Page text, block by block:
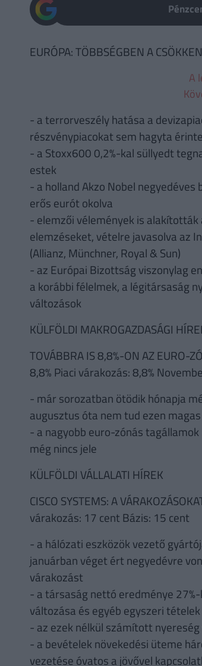
EURÓPA: TÖBBSÉGBEN A
A
- a terrorveszély hatása a
részvénypiacokat sem hagyta
- a Stoxx600 0,2%-kal süllyedt
estek
- a holland Akzo Nobel
erős eurót okolva
- elemzői vélemények is
elemzéseket, vételre javasolva az
(Allianz, Münchner, Royal & Sun)
- az Európai Bizottság viszonylag
a korábbi félelmek, a légitársaság
változások
KÜLFÖLDI MAKROGAZDASÁGI
TOVÁBBRA IS 8,8%-ON AZ EURO-
8,8% Piaci várakozás: 8,8%
- már sorozatban ötödik hónapja
augusztus óta nem tud ezen
- a nagyobb euro-zónás
még nincs jele
KÜLFÖLDI VÁLLALATI HÍREK
CISCO SYSTEMS: A
várakozás: 17 cent Bázis: 15 cent
- a hálózati eszközök vezető
januárban véget ért negyedévre
várakozást
- a társaság nettó eredménye
változása és egyéb egyszeri
- az ezek nélkül számított
- a bevételek növekedési üteme
vezetése óvatos a jövővel